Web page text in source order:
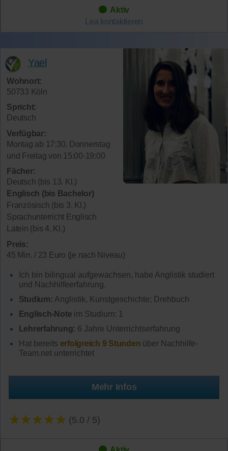
Aktiv
Lea kontaktieren
Yael
Wohnort:
50733 Köln
Spricht:
Deutsch
Verfügbar:
Montag ab 17:30, Donnerstag
und Freitag von 15:00-19:00
Fächer:
Deutsch (bis 13. Kl.)
Englisch (bis Bachelor)
Französisch (bis 3. Kl.)
Sprachunterricht Englisch
Latein (bis 4. Kl.)
Preis:
45 Min. / 23 Euro (je nach Niveau)
Ich bin bilingual aufgewachsen, habe Anglistik studiert
und Nachhilfeerfahrung.
Studium: Anglistik, Kunstgeschichte; Drehbuch
Englisch-Note im Studium: 1
Lehrerfahrung: 6 Jahre Unterrichtserfahrung
Hat bereits erfolgreich 9 Stunden über Nachhilfe-
Team.net unterrichtet
Mehr Infos
★★★★★ (5.0 / 5)